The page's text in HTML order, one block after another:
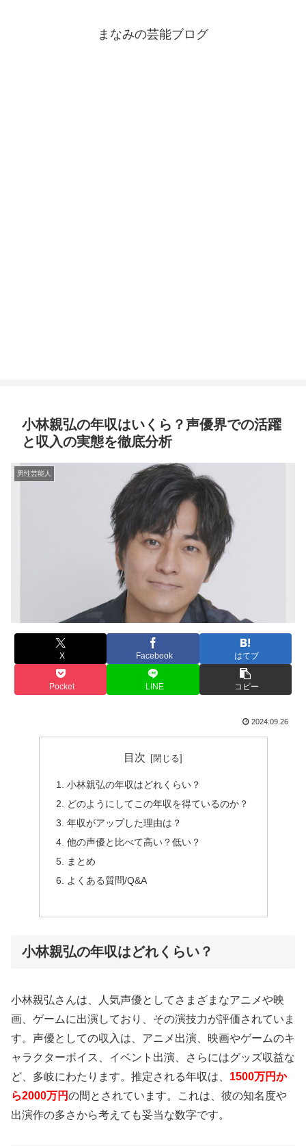
まなみの芸能ブログ
小林親弘の年収はいくら？声優界での活躍
と収入の実態を徹底分析
男性芸能人
X Facebook はてブ
Pocket LINE コピー
2024.09.26
目次
小林親弘の年収はどれくらい？
どのようにしてこの年収を得ているのか？
年収がアップした理由は？
他の声優と比べて高い？低い？
まとめ
よくある質問/Q&A
小林親弘の年収はどれくらい？
小林親弘さんは、人気声優としてさまざまなアニメや映
画、ゲームに出演しており、その演技力が評価されていま
す。声優としての収入は、アニメ出演、映画やゲームのキ
ャラクターボイス、イベント出演、さらにはグッズ収益な
ど、多岐にわたります。推定される年収は、 1500万円か
ら2000万円の間とされています。これは、彼の知名度や
出演作の多さから考えても妥当な数字です。